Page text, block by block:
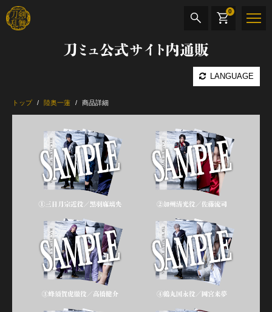
刀ミュ公式サイト内通販
LANGUAGE
0
CD・DVD
最新カテゴリー
加州清光 単騎出陣 極
髭切 単騎出陣 ～夢幻泡影～
江 おん すていじ かうんとだうんぱーてぃー
トップ 陸奥一蓮 商品詳細